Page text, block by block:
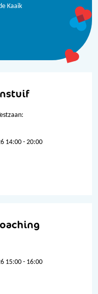
Kaaik
14:00 - 20:00
15:00 - 16:00